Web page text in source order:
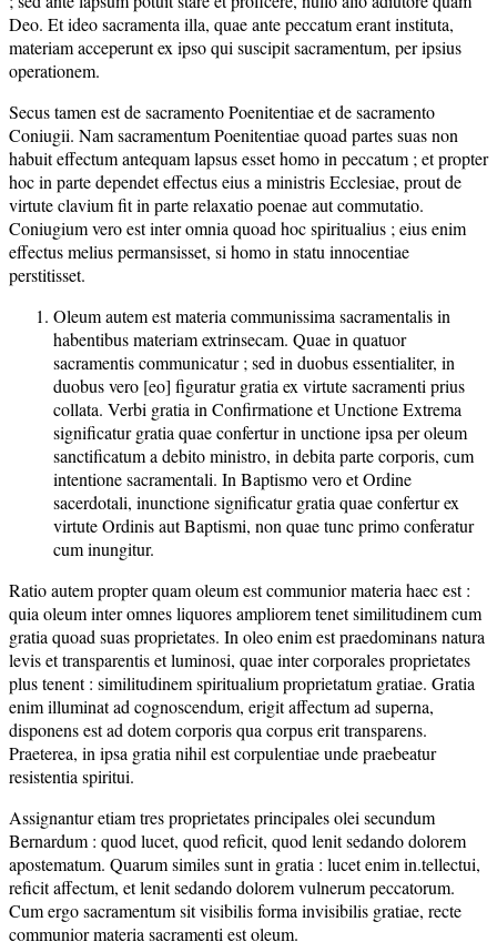
Deo. Et ideo sacramenta illa, quae ante peccatum erant instituta,
materiam acceperunt ex ipso qui suscipit sacramentum, per ipsius
operationem.
Secus tamen est de sacramento Poenitentiae et de sacramento
Coniugii. Nam sacramentum Poenitentiae quoad partes suas non
habuit effectum antequam lapsus esset homo in peccatum ; et propter
hoc in parte dependet effectus eius a ministris Ecclesiae, prout de
virtute clavium fit in parte relaxatio poenae aut commutatio.
Coniugium vero est inter omnia quoad hoc spiritualius ; eius enim
effectus melius permansisset, si homo in statu innocentiae
perstitisset.
Oleum autem est materia communissima sacramentalis in
habentibus materiam extrinsecam. Quae in quatuor
sacramentis communicatur ; sed in duobus essentialiter, in
duobus vero [eo] figuratur gratia ex virtute sacramenti prius
collata. Verbi gratia in Confirmatione et Unctione Extrema
significatur gratia quae confertur in unctione ipsa per oleum
sanctificatum a debito ministro, in debita parte corporis, cum
intentione sacramentali. In Baptismo vero et Ordine
sacerdotali, inunctione significatur gratia quae confertur ex
virtute Ordinis aut Baptismi, non quae tunc primo conferatur
cum inungitur.
Ratio autem propter quam oleum est communior materia haec est :
quia oleum inter omnes liquores ampliorem tenet similitudinem cum
gratia quoad suas proprietates. In oleo enim est praedominans natura
levis et transparentis et luminosi, quae inter corporales proprietates
plus tenent : similitudinem spiritualium proprietatum gratiae. Gratia
enim illuminat ad cognoscendum, erigit affectum ad superna,
disponens est ad dotem corporis qua corpus erit transparens.
Praeterea, in ipsa gratia nihil est corpulentiae unde praebeatur
resistentia spiritui.
Assignantur etiam tres proprietates principales olei secundum
Bernardum : quod lucet, quod reficit, quod lenit sedando dolorem
apostematum. Quarum similes sunt in gratia : lucet enim in.tellectui,
reficit affectum, et lenit sedando dolorem vulnerum peccatorum.
Cum ergo sacramentum sit visibilis forma invisibilis gratiae, recte
communior materia sacramenti est oleum.